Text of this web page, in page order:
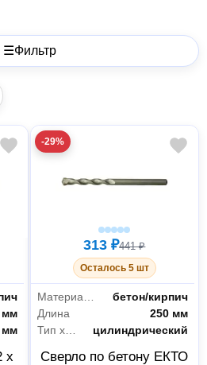
☰Фильтр
мм
мм
x
-29%
313 ₽441 ₽
Осталось 5 шт
бетон/кирпич
Длина
250 мм
Тип хвостовика
цилиндрический
Сверло по бетону EКТО